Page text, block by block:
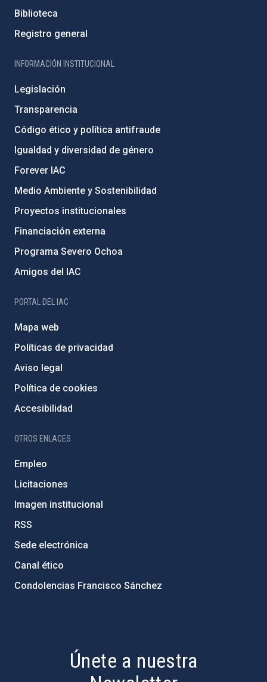
Biblioteca
Registro general
INFORMACIÓN INSTITUCIONAL
Legislación
Transparencia
Código ético y política antifraude
Igualdad y diversidad de género
Forever IAC
Medio Ambiente y Sostenibilidad
Proyectos institucionales
Financiación externa
Programa Severo Ochoa
Amigos del IAC
PORTAL DEL IAC
Mapa web
Políticas de privacidad
Aviso legal
Política de cookies
Accesibilidad
OTROS ENLACES
Empleo
Licitaciones
Imagen institucional
RSS
Sede electrónica
Canal ético
Condolencias Francisco Sánchez
Únete a nuestra